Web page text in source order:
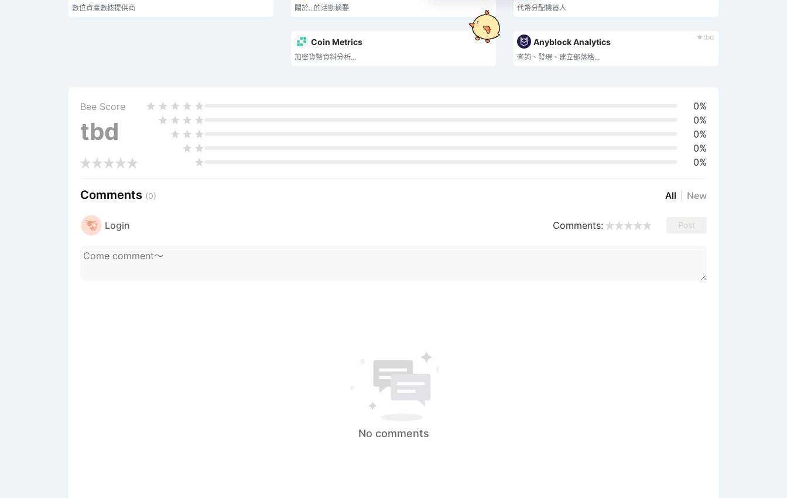
數位資產數據提供商 關於...的活動摘要 代幣分配機器人
tbd
Coin Metrics
加密貨幣資料分析...
tbd
Anyblock Analytics
查詢、發現、建立部落格...
Bee Score
tbd
0%
0%
0%
0%
0%
Comments (0) All New
Login Comments: Post
No comments